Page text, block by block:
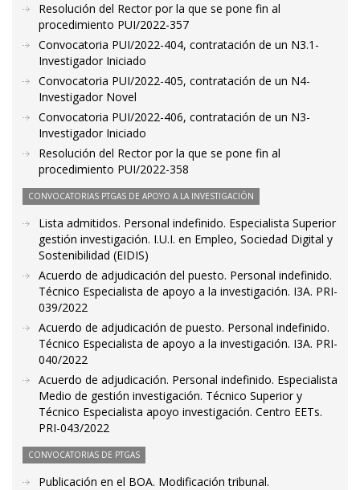
Resolución del Rector por la que se pone fin al
procedimiento PUI/2022-357
Convocatoria PUI/2022-404, contratación de un N3.1-
Investigador Iniciado
Convocatoria PUI/2022-405, contratación de un N4-
Investigador Novel
Convocatoria PUI/2022-406, contratación de un N3-
Investigador Iniciado
Resolución del Rector por la que se pone fin al
procedimiento PUI/2022-358
CONVOCATORIAS PTGAS DE APOYO A LA INVESTIGACIÓN
Lista admitidos. Personal indefinido. Especialista Superior
gestión investigación. I.U.I. en Empleo, Sociedad Digital y
Sostenibilidad (EIDIS)
Acuerdo de adjudicación del puesto. Personal indefinido.
Técnico Especialista de apoyo a la investigación. I3A. PRI-
039/2022
Acuerdo de adjudicación de puesto. Personal indefinido.
Técnico Especialista de apoyo a la investigación. I3A. PRI-
040/2022
Acuerdo de adjudicación. Personal indefinido. Especialista
Medio de gestión investigación. Técnico Superior y
Técnico Especialista apoyo investigación. Centro EETs.
PRI-043/2022
CONVOCATORIAS DE PTGAS
Publicación en el BOA. Modificación tribunal.